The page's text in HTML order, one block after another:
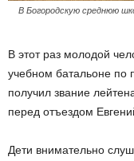
В Богородскую среднюю
В этот раз молодой
учебном батальоне по
получил звание
перед отъездом
Дети внимательно